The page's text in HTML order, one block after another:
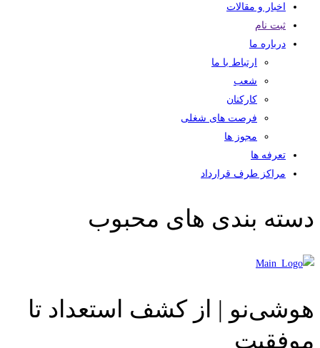
اخبار و مقالات
ثبت نام
درباره ما
ارتباط با ما
شعب
کارکنان
فرصت های شغلی
مجوز ها
تعرفه ها
مراکز طرف قرارداد
دسته بندی های محبوب
هوشی‌نو | از کشف استعداد تا
موفقیت